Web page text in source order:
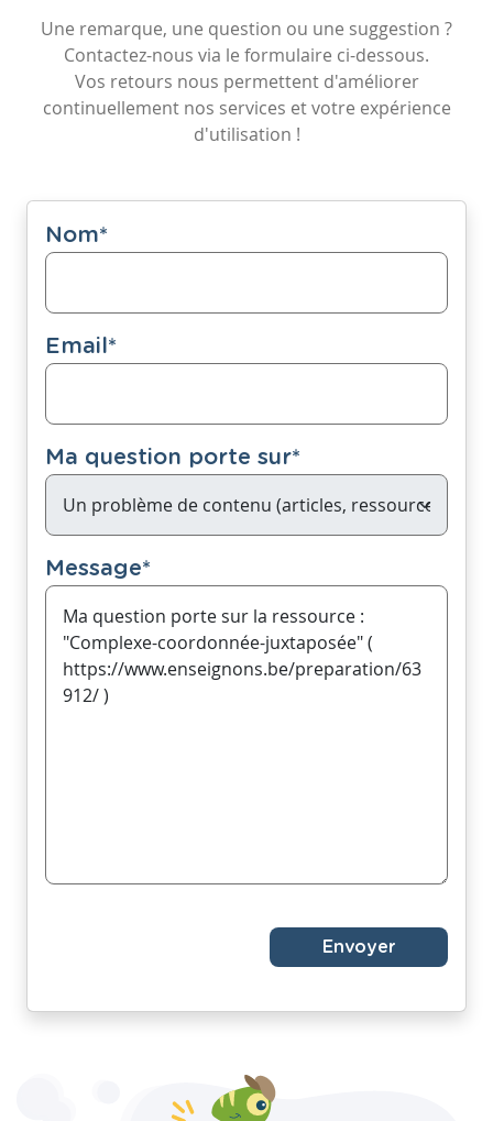
Une remarque, une question ou une suggestion ?
Contactez-nous via le formulaire ci-dessous.
Vos retours nous permettent d'améliorer
continuellement nos services et votre expérience
d'utilisation !
Nom*
Email*
Ma question porte sur*
Message*
Envoyer